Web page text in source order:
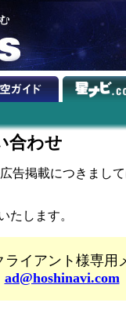
合わせ
告掲載につきまし
たします。
イアント様専用
ad@hoshinavi.com